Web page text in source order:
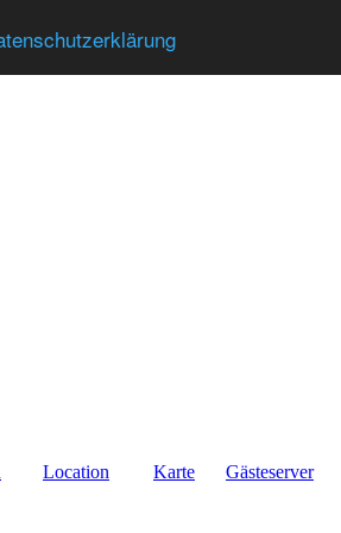
Location Karte Gästeserver